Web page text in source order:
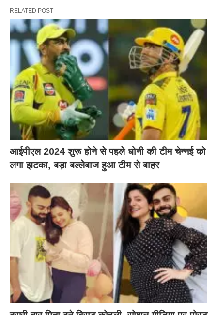
RELATED POST
आईपीएल 2024 शुरू होने से पहले धोनी की टीम चेन्नई को
लगा झटका, बड़ा बल्लेबाज हुआ टीम से बाहर